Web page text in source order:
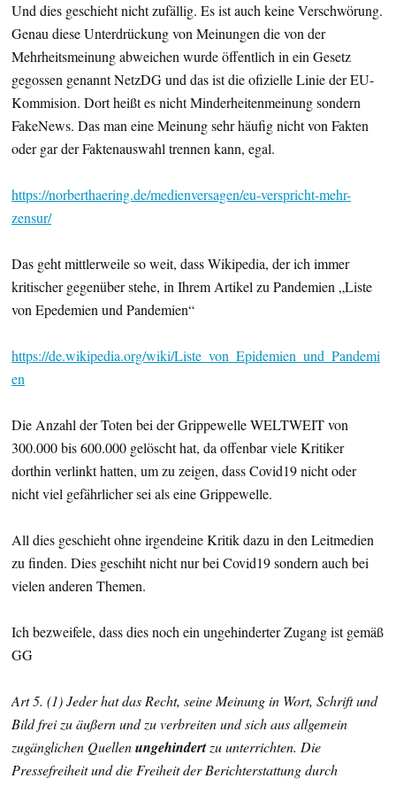
Und dies geschieht nicht zufällig. Es ist auch keine Verschwörung.
Genau diese Unterdrückung von Meinungen die von der
Mehrheitsmeinung abweichen wurde öffentlich in ein Gesetz
gegossen genannt NetzDG und das ist die ofizielle Linie der EU-
Kommision. Dort heißt es nicht Minderheitenmeinung sondern
FakeNews. Das man eine Meinung sehr häufig nicht von Fakten
oder gar der Faktenauswahl trennen kann, egal.
https://norberthaering.de/medienversagen/eu-verspricht-mehr-
zensur/
Das geht mittlerweile so weit, dass Wikipedia, der ich immer
kritischer gegenüber stehe, in Ihrem Artikel zu Pandemien „Liste
von Epedemien und Pandemien“
https://de.wikipedia.org/wiki/Liste_von_Epidemien_und_Pandemi
en
Die Anzahl der Toten bei der Grippewelle WELTWEIT von
300.000 bis 600.000 gelöscht hat, da offenbar viele Kritiker
dorthin verlinkt hatten, um zu zeigen, dass Covid19 nicht oder
nicht viel gefährlicher sei als eine Grippewelle.
All dies geschieht ohne irgendeine Kritik dazu in den Leitmedien
zu finden. Dies geschiht nicht nur bei Covid19 sondern auch bei
vielen anderen Themen.
Ich bezweifele, dass dies noch ein ungehinderter Zugang ist gemäß
GG
Art 5. (1) Jeder hat das Recht, seine Meinung in Wort, Schrift und
Bild frei zu äußern und zu verbreiten und sich aus allgemein
zugänglichen Quellenungehindertzu unterrichten. Die
Pressefreiheit und die Freiheit der Berichterstattung durch